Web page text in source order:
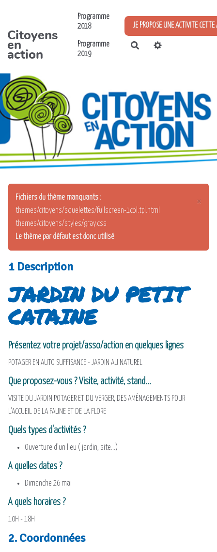
Aller au contenu principal
Citoyens
en
action
Programme
2018
Programme
2019
JE PROPOSE UNE ACTIVITE CETTE
Rechercher
×
Fichiers du thème manquants :
themes/citoyens/squelettes/fullscreen-1col.tpl.html
themes/citoyens/styles/gray.css
Le thème par défaut est donc utilisé.
1 Description
JARDIN DU PETIT
CATAINE
Présentez votre projet/asso/action en quelques lignes
POTAGER EN AUTO SUFFISANCE - JARDIN AU NATUREL
Que proposez-vous ? Visite, activité, stand...
VISITE DU JARDIN POTAGER ET DU VERGER, DES AMÉNAGEMENTS POUR
L’ACCUEIL DE LA FAUNE ET DE LA FLORE
Quels types d'activités ?
Ouverture d'un lieu (jardin, site...)
A quelles dates ?
Dimanche 26 mai
A quels horaires ?
10H - 18H
2. Coordonnées